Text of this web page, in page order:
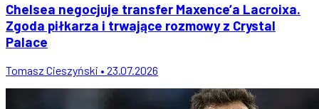
Chelsea negocjuje transfer Maxence’a Lacroixa.
Zgoda piłkarza i trwające rozmowy z Crystal
Palace
Tomasz Cieszyński • 23.07.2026